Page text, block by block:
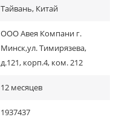
Тайвань, Китай
ООО Авея Компани г.
Минск,ул. Тимирязева,
д.121, корп.4, ком. 212
12 месяцев
1937437